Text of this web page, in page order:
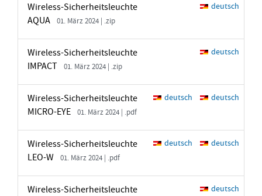
Wireless-Sicherheitsleuchte
AQUA
01. März 2024 | .zip
deutsch
Wireless-Sicherheitsleuchte
IMPACT
01. März 2024 | .zip
deutsch
Wireless-Sicherheitsleuchte
MICRO-EYE
01. März 2024 | .pdf
deutsch deutsch
Wireless-Sicherheitsleuchte
LEO-W
01. März 2024 | .pdf
deutsch deutsch
Wireless-Sicherheitsleuchte
deutsch